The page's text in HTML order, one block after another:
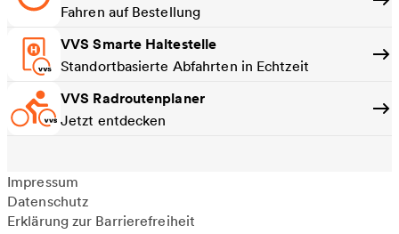
Fahren auf Bestellung
VVS Smarte Haltestelle
Standortbasierte Abfahrten in Echtzeit
VVS Radroutenplaner
Jetzt entdecken
Impressum
Datenschutz
Erklärung zur Barrierefreiheit